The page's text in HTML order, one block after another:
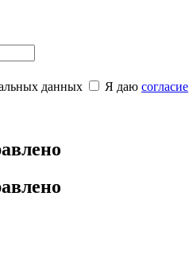
данных Я даю согласие